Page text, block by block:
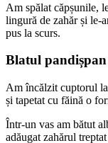
Am spălat căpșunile,
lingură de zahăr și le-
pus la scurs.
Blatul pandișpan
Am încălzit cuptorul
și tapetat cu făină o
Într-un vas am bătut
adăugat zahărul